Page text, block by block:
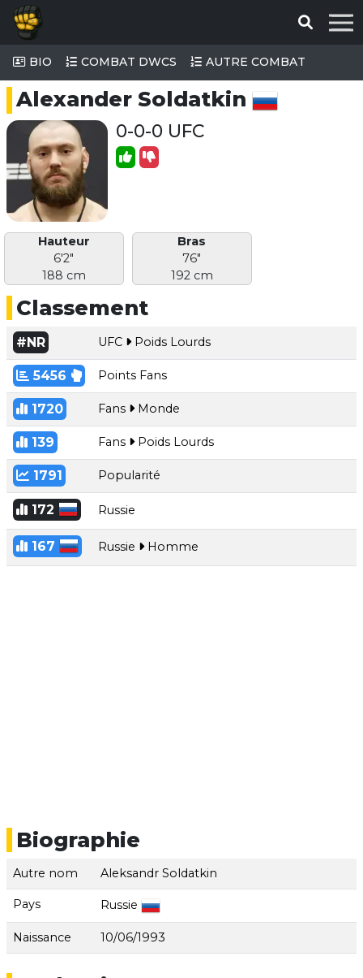
BIO COMBAT DWCS AUTRE COMBAT
Alexander Soldatkin
0-0-0 UFC
Hauteur
6'2"
188 cm
Bras
76"
192 cm
Classement
#NR UFC Poids Lourds
5456 Points Fans
1720 Fans Monde
139 Fans Poids Lourds
1791 Popularité
172 Russie
167 Russie Homme
Biographie
Autre nom Aleksandr Soldatkin
Pays Russie
Naissance 10/06/1993